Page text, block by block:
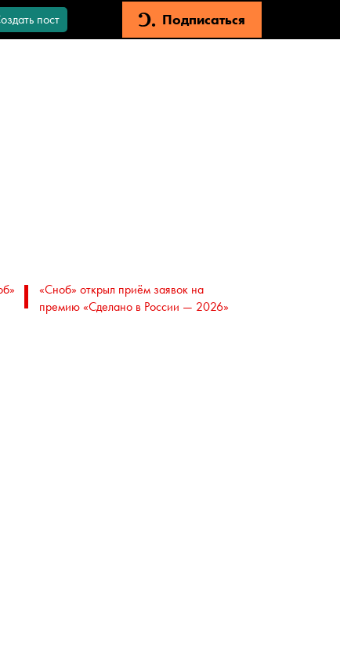
пост Подписаться
«Сноб» открыл приём заявок на
премию «Сделано в России — 2026»